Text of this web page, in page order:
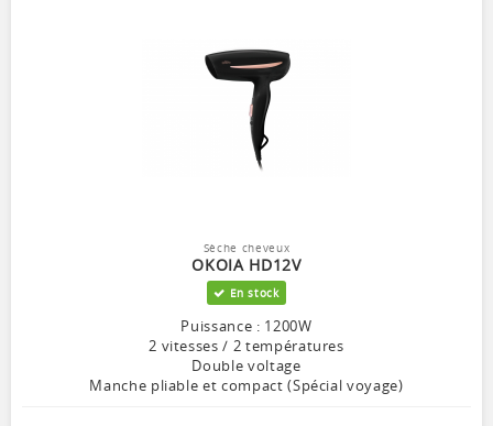
Sèche cheveux
OKOIA HD12V
En stock
Puissance : 1200W
2 vitesses / 2 températures
Double voltage
Manche pliable et compact (Spécial voyage)